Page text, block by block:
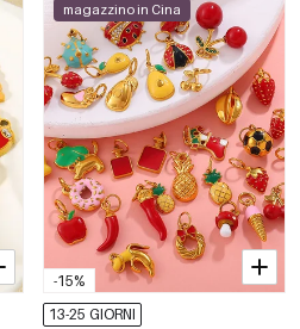
-15%
magazzino in Cina
13-25 GIORNI